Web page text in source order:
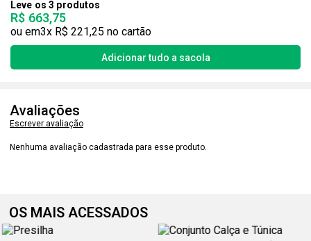
Leve os 3 produtos
R$ 663,75
3x R$ 221,25
Avaliações
Escrever avaliação
Nenhuma avaliação cadastrada para esse produto.
OS MAIS ACESSADOS